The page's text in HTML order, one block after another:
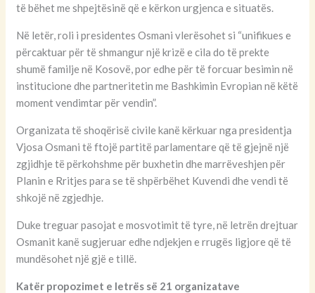
të bëhet me shpejtësinë që e kërkon urgjenca e situatës.
Në letër, roli i presidentes Osmani vlerësohet si “unifikues e
përcaktuar për të shmangur një krizë e cila do të prekte
shumë familje në Kosovë, por edhe për të forcuar besimin në
institucione dhe partneritetin me Bashkimin Evropian në këtë
moment vendimtar për vendin”.
Organizata të shoqërisë civile kanë kërkuar nga presidentja
Vjosa Osmani të ftojë partitë parlamentare që të gjejnë një
zgjidhje të përkohshme për buxhetin dhe marrëveshjen për
Planin e Rritjes para se të shpërbëhet Kuvendi dhe vendi të
shkojë në zgjedhje.
Duke treguar pasojat e mosvotimit të tyre, në letrën drejtuar
Osmanit kanë sugjeruar edhe ndjekjen e rrugës ligjore që të
mundësohet një gjë e tillë.
Katër propozimet e letrës së 21 organizatave